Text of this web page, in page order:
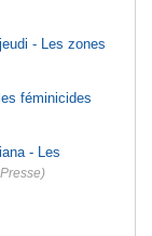
- Les zones
féminicides
- Les